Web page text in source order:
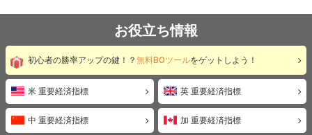
お役立ち情報
初心者の勝率アップの鍵！？ 無料BOツールをゲットしよう！
米 重要経済指標 英 重要経済指標
中 重要経済指標 加 重要経済指標